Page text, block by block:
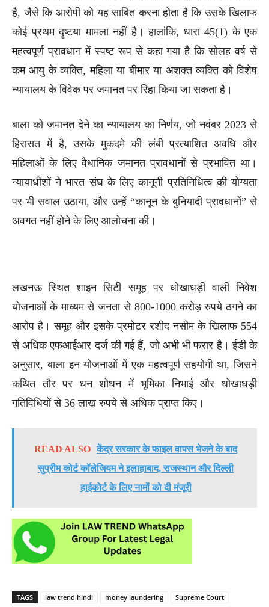
है, जैसे कि आरोपी को यह साबित करना होता है कि उसके खिलाफ
कोई प्रथम दृष्टया मामला नहीं है। हालांकि, धारा 45(1) के एक
महत्वपूर्ण प्रावधान में स्पष्ट रूप से कहा गया है कि सोलह वर्ष से
कम आयु के व्यक्ति, महिला या बीमार या अशक्त व्यक्ति को विशेष
न्यायालय के विवेक पर जमानत पर रिहा किया जा सकता है।
बाला को जमानत देने का न्यायालय का निर्णय, जो नवंबर 2023 से
हिरासत में है, उसके मुकदमे की लंबी प्रत्याशित अवधि और
महिलाओं के लिए वैधानिक जमानत प्रावधानों से प्रभावित था।
न्यायाधीशों ने भारत संघ के लिए कानूनी प्रतिनिधित्व की योग्यता
पर भी सवाल उठाया, और उन्हें “कानून के बुनियादी प्रावधानों” से
अवगत नहीं होने के लिए आलोचना की।
लखनऊ स्थित शाइन सिटी समूह पर धोखाधड़ी वाली निवेश
योजनाओं के माध्यम से जनता से 800-1000 करोड़ रुपये ठगने का
आरोप है। समूह और इसके प्रमोटर रशीद नसीम के खिलाफ 554
से अधिक एफआईआर दर्ज की गई हैं, जो अभी भी फरार है। ईडी के
अनुसार, बाला इन योजनाओं में एक महत्वपूर्ण सहयोगी था, जिसने
कथित तौर पर धन शोधन में भूमिका निभाई और धोखाधड़ी
गतिविधियों से 36 लाख रुपये से अधिक प्राप्त किए।
READ ALSO केंद्र सरकार के फाइल वापस भेजने के बाद
सुप्रीम कोर्ट कॉलेजियम ने इलाहाबाद, राजस्थान और दिल्ली
हाईकोर्ट के लिए नामों को दी मंजूरी
TAGS law trend hindi money laundering Supreme Court